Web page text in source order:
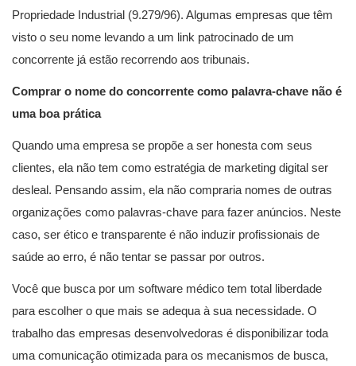
Propriedade Industrial (9.279/96). Algumas empresas que têm
visto o seu nome levando a um link patrocinado de um
concorrente já estão recorrendo aos tribunais.
Comprar o nome do concorrente como palavra-chave não é
uma boa prática
Quando uma empresa se propõe a ser honesta com seus
clientes, ela não tem como estratégia de marketing digital ser
desleal. Pensando assim, ela não compraria nomes de outras
organizações como palavras-chave para fazer anúncios. Neste
caso, ser ético e transparente é não induzir profissionais de
saúde ao erro, é não tentar se passar por outros.
Você que busca por um software médico tem total liberdade
para escolher o que mais se adequa à sua necessidade. O
trabalho das empresas desenvolvedoras é disponibilizar toda
uma comunicação otimizada para os mecanismos de busca,